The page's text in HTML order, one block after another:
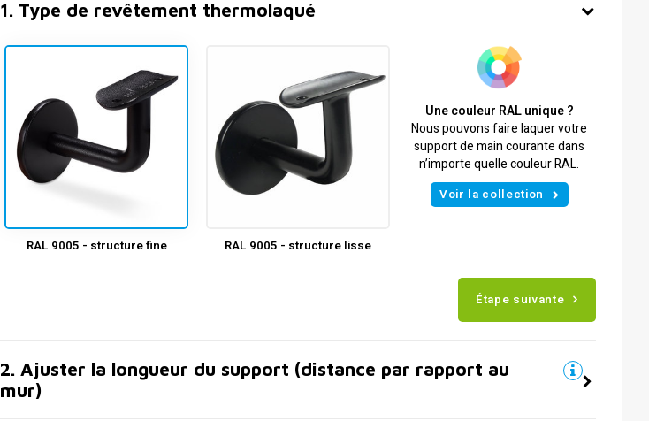
1. Type de revêtement thermolaqué
RAL 9005 - structure fine RAL 9005 - structure lisse
Une couleur RAL unique ?
Nous pouvons faire laquer votre
support de main courante dans
n’importe quelle couleur RAL.
Voir la collection
Étape suivante
2. Ajuster la longueur du support (distance par rapport au
mur)